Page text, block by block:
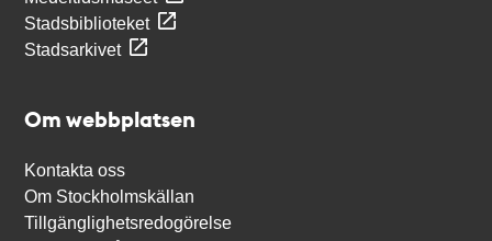
Stadsbiblioteket
Stadsarkivet
Om webbplatsen
Kontakta oss
Om Stockholmskällan
Tillgänglighetsredogörelse